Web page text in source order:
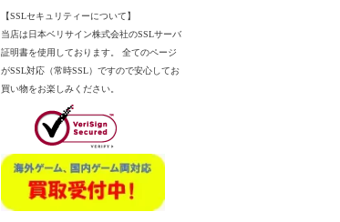
【SSLセキュリティーについて】
当店は日本ベリサイン株式会社のSSLサーバ
証明書を使用しております。 全てのページ
がSSL対応（常時SSL）ですので安心してお
買い物をお楽しみください。